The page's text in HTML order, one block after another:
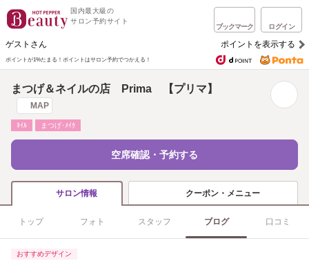
国内最大級の
サロン予約サイト
ブックマーク ログイン
ゲストさん ポイントを表示する
ポイントが1%たまる！ ポイントはサロン予約でつかえる！
まつげ＆ネイルの店 Prima 【プリマ】
MAP
ﾈｲﾙ まつげ･ﾒｲｸ
空席確認・予約する
サロン情報 クーポン・メニュー
トップ フォト スタッフ ブログ 口コミ
おすすめデザイン